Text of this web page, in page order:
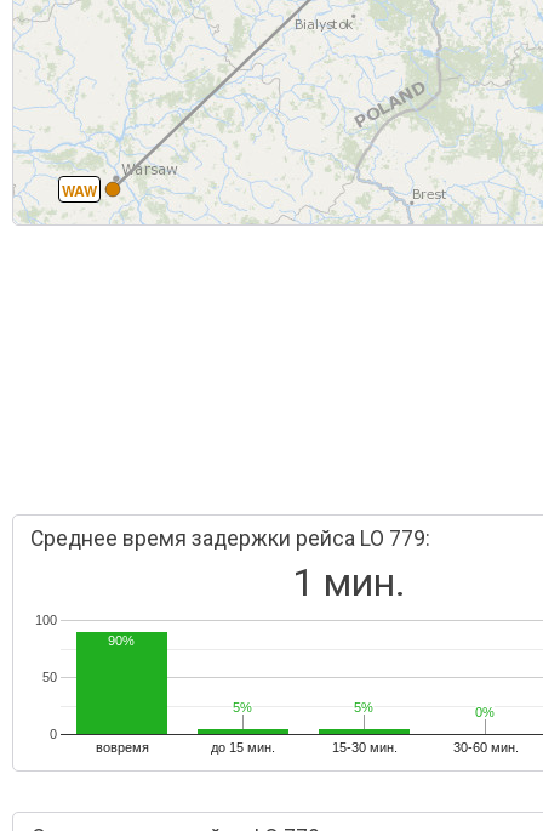
WAW
Среднее время задержки рейса LO 779:
1 мин.
вовремя до 15 мин. 15-30 мин. 30-60 мин.
0
50
100
90%
5%
5% 5%
5% 0%
0%